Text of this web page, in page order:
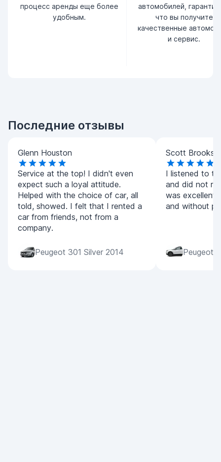
процесс аренды еще более
удобным.
автомобилей,
что вы получите
качественные
и сервис.
Последние отзывы
Glenn Houston
Service at the top! I didn't even
expect such a loyal attitude.
Helped with the choice of car, all
told, showed. I felt that I rented a
car from friends, not from a
company.
Peugeot 301 Silver 2014
Scott Brooks
I listened to
and did not
was
and without
Peugeot